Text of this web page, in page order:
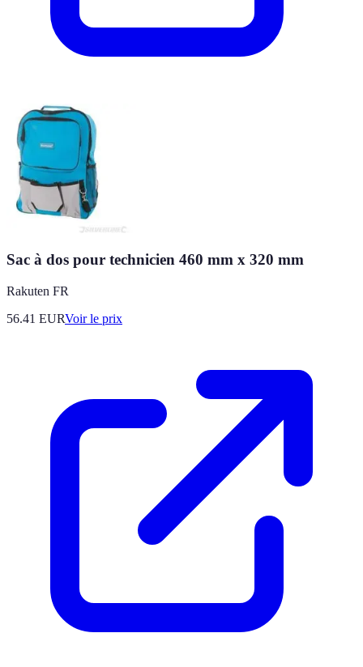
Sac à dos pour technicien 460 mm x 320 mm
Rakuten FR
56.41 EURVoir le prix